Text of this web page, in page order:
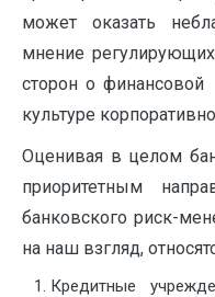
может оказать
мнение
сторон о финансовой
культуре
Оценивая в целом
приоритетным
банковского риск-
на наш взгляд,
Кредитные